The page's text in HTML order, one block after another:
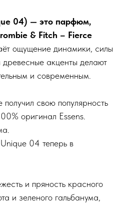
04) — это парфюм,
& Fitch – Fierce
ощущение динамики, силы
акценты делают
и современным.
свою популярность
оригинал Essens.
04 теперь в
и пряность красного
и зеленого гальбанума,